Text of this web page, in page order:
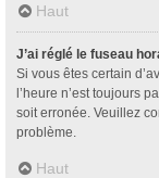
Haut
J’ai réglé le fuseau
Si vous êtes certain
l’heure n’est toujours
soit erronée. Veuillez
problème.
Haut